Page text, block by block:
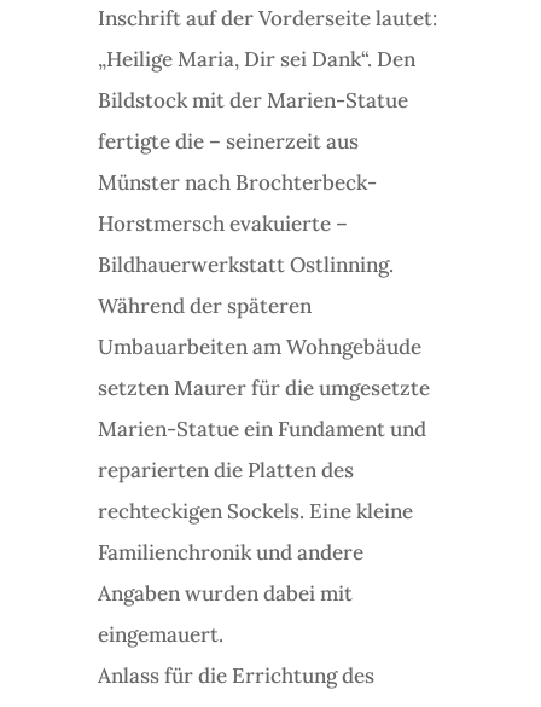
Inschrift auf der Vorderseite lautet:
„Heilige Maria, Dir sei Dank“. Den
Bildstock mit der Marien-Statue
fertigte die – seinerzeit aus
Münster nach Brochterbeck-
Horstmersch evakuierte –
Bildhauerwerkstatt Ostlinning.
Während der späteren
Umbauarbeiten am Wohngebäude
setzten Maurer für die umgesetzte
Marien-Statue ein Fundament und
reparierten die Platten des
rechteckigen Sockels. Eine kleine
Familienchronik und andere
Angaben wurden dabei mit
eingemauert.
Anlass für die Errichtung des